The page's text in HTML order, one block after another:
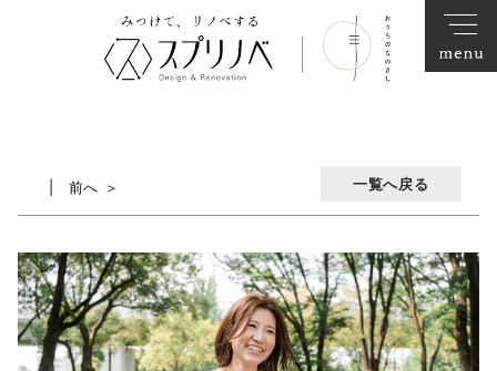
前へ ＞ 一覧へ戻る